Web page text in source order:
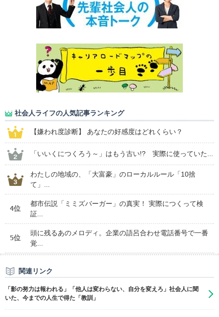
社会人ライフの人気記事ランキング
【嫌われ度診断】 あなたの好感度はどれくらい？
「いいくにつくろう～」はもう古い!? 実際に使っていた...
わたしの地域の、「大富豪」のローカルルール「10捨
て」...
4位
都市伝説「ミミズバーガー」の真実！ 実際につくって検
証...
5位
頭に残るあのメロディ。企業の語呂合わせ電話番号で一番
覚...
関連リンク
「影の努力は報われる」「他人は変わらない、自分を変えろ」社会人に聞
いた、今までの人生で得た「教訓」